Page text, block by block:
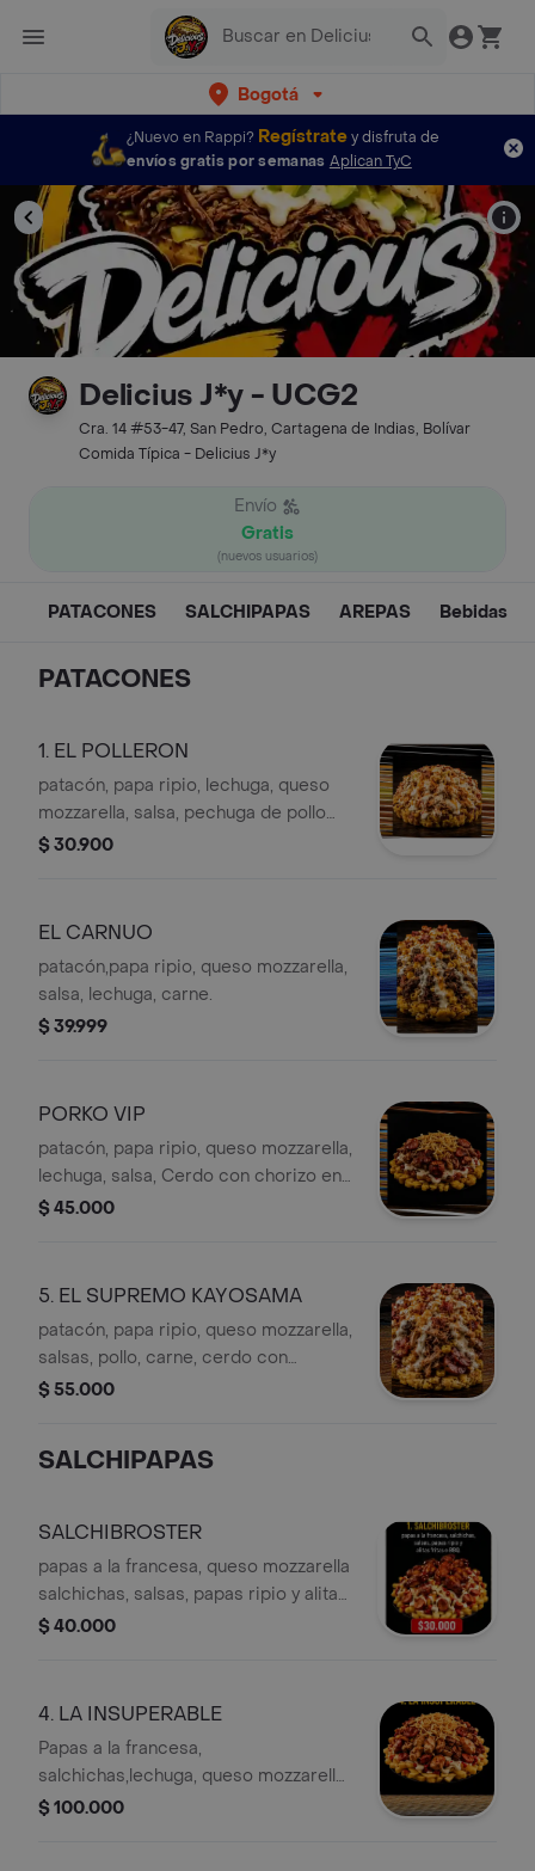
Bogotá
¿Nuevo en Rappi? Regístratey disfruta de
envíos gratis por semanas Aplican TyC
Delicius J*y - UCG2
Cra. 14 #53-47, San Pedro, Cartagena de Indias, Bolívar
Comida Típica - Delicius J*y
Envío
Gratis
(nuevos usuarios)
PATACONES SALCHIPAPAS AREPAS Bebidas
PATACONES
1. EL POLLERON
patacón, papa ripio, lechuga, queso
mozzarella, salsa, pechuga de pollo
asada.
$ 30.900
EL CARNUO
patacón,papa ripio, queso mozzarella,
salsa, lechuga, carne.
$ 39.999
PORKO VIP
patacón, papa ripio, queso mozzarella,
lechuga, salsa, Cerdo con chorizo en
salsa BBQ.
$ 45.000
5. EL SUPREMO KAYOSAMA
patacón, papa ripio, queso mozzarella,
salsas, pollo, carne, cerdo con
chorizo BBQ, tocineta.
$ 55.000
SALCHIPAPAS
SALCHIBROSTER
papas a la francesa, queso mozzarella
salchichas, salsas, papas ripio y alitas
fritas o BBQ.
$ 40.000
4. LA INSUPERABLE
Papas a la francesa,
salchichas,lechuga, queso mozzarella,
salsas, papas ripio, pollo, carne, cerdo
$ 100.000